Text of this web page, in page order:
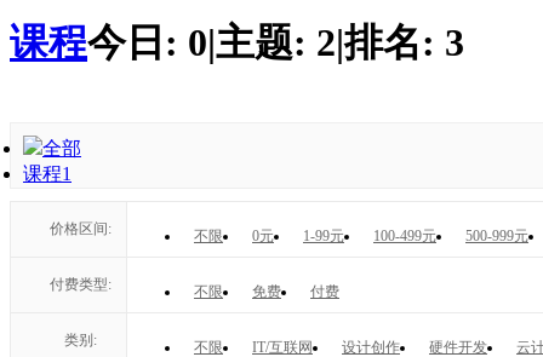
课程今日: 0|主题: 2|排名: 3
全部
课程1
价格区间: 不限 0元 1-99元 100-499元 500-999元
付费类型: 不限 免费 付费
类别: 不限 IT/互联网 设计创作 硬件开发 云